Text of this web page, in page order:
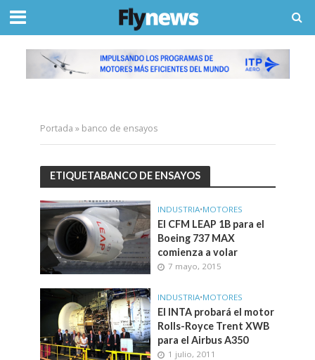
Portada » banco de ensayos
ETIQUETABANCO DE ENSAYOS
INDUSTRIA•MOTORES
El CFM LEAP 1B para el
Boeing 737 MAX
comienza a volar
7 mayo, 2015
INDUSTRIA•MOTORES
El INTA probará el motor
Rolls-Royce Trent XWB
para el Airbus A350
1 julio, 2011